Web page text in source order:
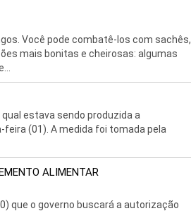
Você pode combatê-los com sachês,
mais bonitas e cheirosas: algumas
estava sendo produzida a
(01). A medida foi tomada pela
ALIMENTAR
que o governo buscará a autorização